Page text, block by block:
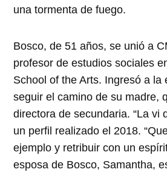
una tormenta de fuego.
Bosco, de 51 años, se unió a
profesor de estudios sociales
School of the Arts. Ingresó a la
seguir el camino de su madre,
directora de secundaria. “La vi
un perfil realizado el 2018.
ejemplo y retribuir con un
esposa de Bosco, Samantha,